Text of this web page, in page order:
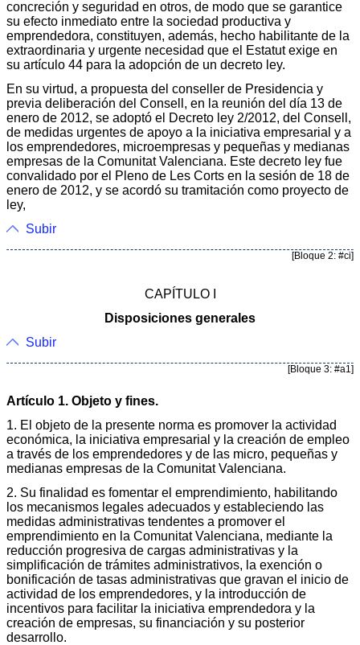
concreción y seguridad en otros, de modo que se garantice
su efecto inmediato entre la sociedad productiva y
emprendedora, constituyen, además, hecho habilitante de la
extraordinaria y urgente necesidad que el Estatut exige en
su artículo 44 para la adopción de un decreto ley.
En su virtud, a propuesta del conseller de Presidencia y
previa deliberación del Consell, en la reunión del día 13 de
enero de 2012, se adoptó el Decreto ley 2/2012, del Consell,
de medidas urgentes de apoyo a la iniciativa empresarial y a
los emprendedores, microempresas y pequeñas y medianas
empresas de la Comunitat Valenciana. Este decreto ley fue
convalidado por el Pleno de Les Corts en la sesión de 18 de
enero de 2012, y se acordó su tramitación como proyecto de
ley,
Subir
[Bloque 2: #ci]
CAPÍTULO I
Disposiciones generales
Subir
[Bloque 3: #a1]
Artículo 1. Objeto y fines.
1. El objeto de la presente norma es promover la actividad
económica, la iniciativa empresarial y la creación de empleo
a través de los emprendedores y de las micro, pequeñas y
medianas empresas de la Comunitat Valenciana.
2. Su finalidad es fomentar el emprendimiento, habilitando
los mecanismos legales adecuados y estableciendo las
medidas administrativas tendentes a promover el
emprendimiento en la Comunitat Valenciana, mediante la
reducción progresiva de cargas administrativas y la
simplificación de trámites administrativos, la exención o
bonificación de tasas administrativas que gravan el inicio de
actividad de los emprendedores, y la introducción de
incentivos para facilitar la iniciativa emprendedora y la
creación de empresas, su financiación y su posterior
desarrollo.